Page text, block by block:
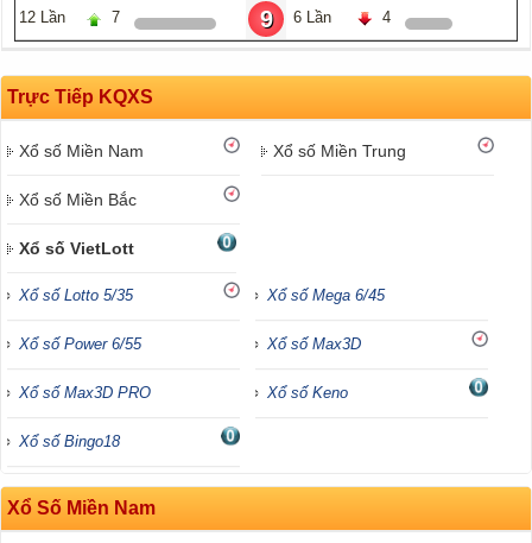
12 Lần 7 9 6 Lần 4
Trực Tiếp KQXS
Xổ số Miền Nam Xổ số Miền Trung
Xổ số Miền Bắc
Xổ số VietLott
Xổ số Lotto 5/35 Xổ số Mega 6/45
Xổ số Power 6/55 Xổ số Max3D
Xổ số Max3D PRO Xổ số Keno
Xổ số Bingo18
Xổ Số Miền Nam